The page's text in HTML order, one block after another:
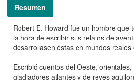
Resumen
Robert E. Howard fue un hombre que
la hora de escribir sus relatos de
desarrollasen éstas en mundos reales
Escribió cuentos del Oeste,
gladiadores atlantes y de reyes